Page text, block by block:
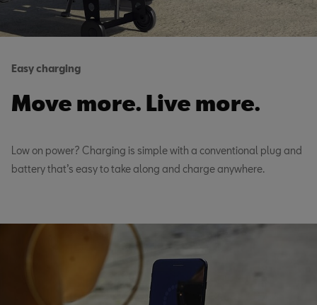
Easy charging
Move more. Live more.
Low on power? Charging is simple with a conventional plug and
battery that’s easy to take along and charge anywhere.